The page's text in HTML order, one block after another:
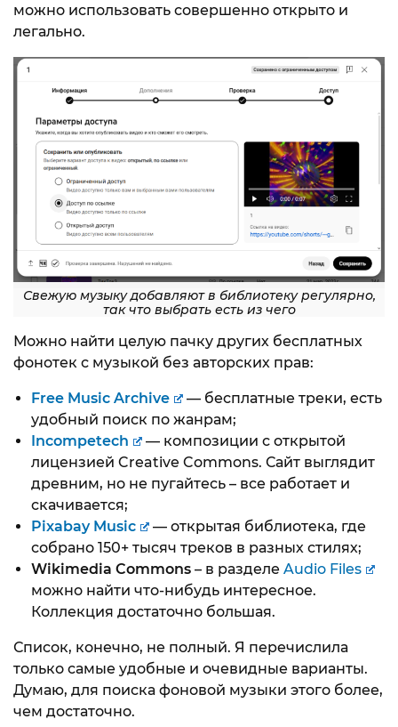
можно использовать совершенно открыто и
легально.
Свежую музыку добавляют в библиотеку регулярно,
так что выбрать есть из чего
Можно найти целую пачку других бесплатных
фонотек с музыкой без авторских прав:
Free Music Archive
— бесплатные треки, есть
удобный поиск по жанрам;
Incompetech
— композиции с открытой
лицензией Creative Commons. Сайт выглядит
древним, но не пугайтесь – все работает и
скачивается;
Pixabay Music
— открытая библиотека, где
собрано 150+ тысяч треков в разных стилях;
Wikimedia Commons – в разделе Audio Files
можно найти что-нибудь интересное.
Коллекция достаточно большая.
Список, конечно, не полный. Я перечислила
только самые удобные и очевидные варианты.
Думаю, для поиска фоновой музыки этого более,
чем достаточно.